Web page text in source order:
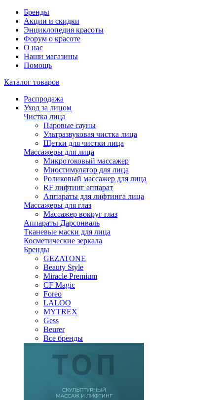
Бренды
Акции и скидки
Энциклопедия красоты
Форум о красоте
О нас
Наши магазины
Помощь
Каталог товаров
Распродажа
Уход за лицом
Чистка лица
Паровые сауны
Ультразвуковая чистка лица
Щетки для чистки лица
Массажеры для лица
Микротоковый массажер
Миостимулятор для лица
Роликовый массажер для лица
RF лифтинг аппарат
Аппараты для лифтинга лица
Массажеры для глаз
Массажер вокруг глаз
Аппараты Дарсонваль
Тканевые маски для лица
Косметические зеркала
Бренды
GEZATONE
Beauty Style
Miracle Premium
CF Magic
Foreo
LALOO
MYTREX
Gess
Beurer
Все бренды